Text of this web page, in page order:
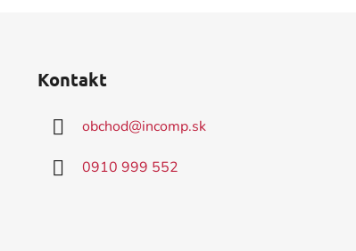
Kontakt
obchod@incomp.sk
0910 999 552